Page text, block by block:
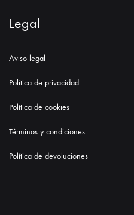
Legal
Aviso legal
Política de privacidad
Política de cookies
Términos y condiciones
Política de devoluciones